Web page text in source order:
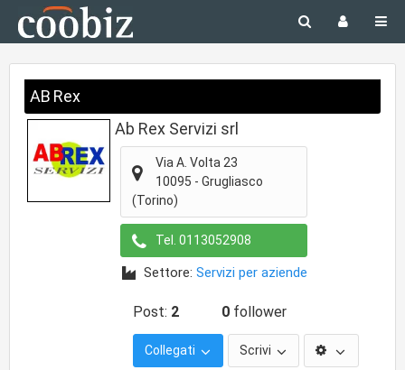
AB Rex
Ab Rex Servizi srl
Via A. Volta 23
10095 - Grugliasco
(Torino)
Tel. 0113052908
Settore: Servizi per aziende
Post: 2 0 follower
Collegati Scrivi